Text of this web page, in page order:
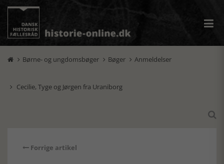
 Børne- og ungdomsbøger  Bøger  Anmeldelser
 Cecilie, Tyge og Jørgen fra Uraniborg

Forrige artikel